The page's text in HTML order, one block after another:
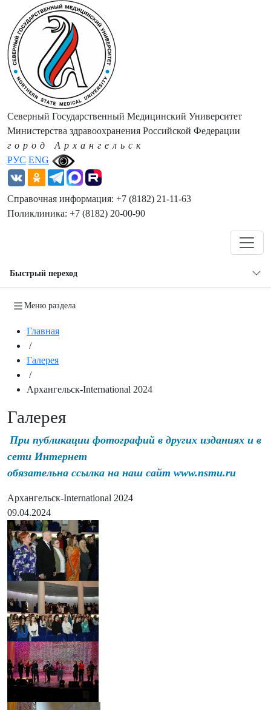
РУС ENG
Северный Государственный Медицинский Университет
Министерства здравоохранения Российской Федерации
город Архангельск
Справочная информация: +7 (8182) 21-11-63
Поликлиника: +7 (8182) 20-00-90
Быстрый переход
Меню раздела
Главная
/
Галерея
/
Архангельск-International 2024
Галерея
При публикации фотографий в других изданиях и в
сети Интернет
обязательна ссылка на наш сайт www.nsmu.ru
Архангельск-International 2024
09.04.2024